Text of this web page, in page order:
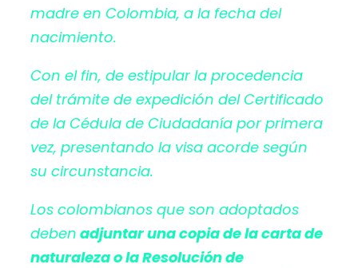
madre en Colombia, a la fecha del
nacimiento.
Con el fin, de estipular la procedencia
del trámite de expedición del Certificado
de la Cédula de Ciudadanía por primera
vez, presentando la visa acorde según
su circunstancia.
Los colombianos que son adoptados
deben adjuntar una copia de la carta de
naturaleza o la Resolución de